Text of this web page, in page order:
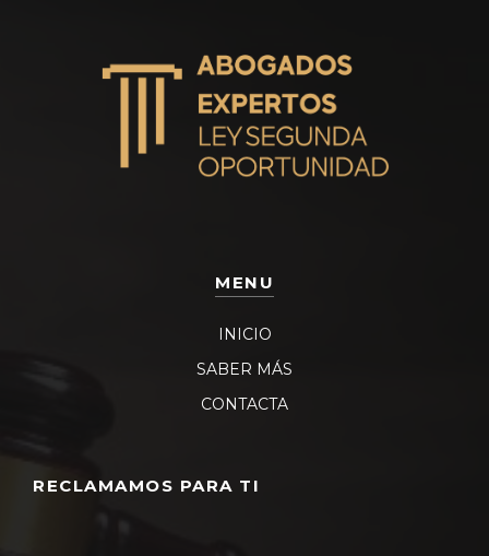
MENU
INICIO
SABER MÁS
CONTACTA
RECLAMAMOS PARA TI